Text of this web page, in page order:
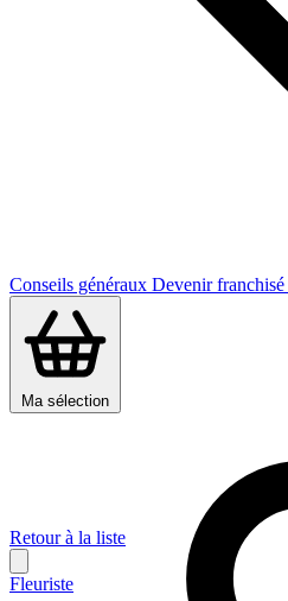
Conseils généraux Devenir franchisé
Ma sélection
Retour à la liste
Fleuriste